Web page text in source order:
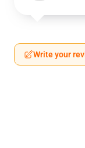
Write your